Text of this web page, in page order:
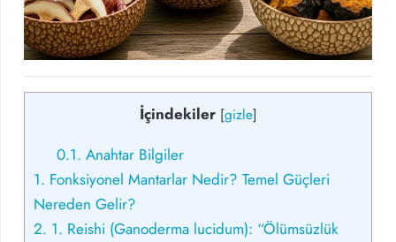
İçindekiler [gizle]
0.1. Anahtar Bilgiler
1. Fonksiyonel Mantarlar Nedir? Temel Güçleri
Nereden Gelir?
2. 1. Reishi (Ganoderma lucidum): “Ölümsüzlük